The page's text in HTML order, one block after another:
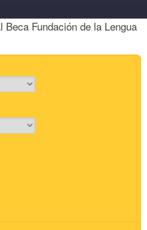
Fundación de la Lengua